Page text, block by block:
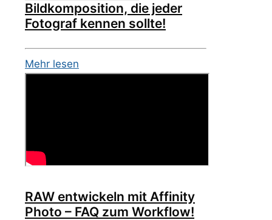
Bildkomposition, die jeder
Fotograf kennen sollte!
Mehr lesen
RAW entwickeln mit Affinity
Photo – FAQ zum Workflow!